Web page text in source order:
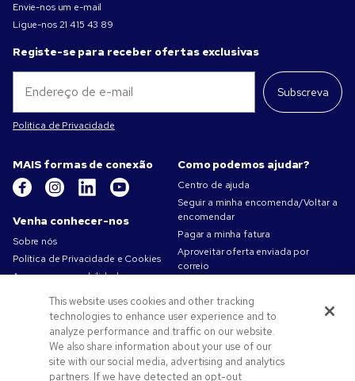
Envie-nos um e-mail
Ligue-nos 21 415 43 89
Registe-se para receber ofertas exclusivas
Subscreva
Politica de Privacidade
MAIS formas de conexão
Venha conhecer-nos
Sobre nós
Política de Privacidade e Cookies
A nossa responsabilidade
Condições de utilização
Termos de venda
Carreiras na Pens.com
Ofertas e recursos
Produtos promocionais
Como podemos ajudar?
Centro de ajuda
Seguir a minha encomenda/Voltar a
encomendar
Pagar a minha fatura
Aproveitar oferta enviada por
correio
Contacte-nos
This website uses cookies and other tracking
technologies to enhance user experience and to
analyze performance and traffic on our website.
We also share information about your use of our
site with our social media, advertising and analytics
partners. If we have detected an opt-out